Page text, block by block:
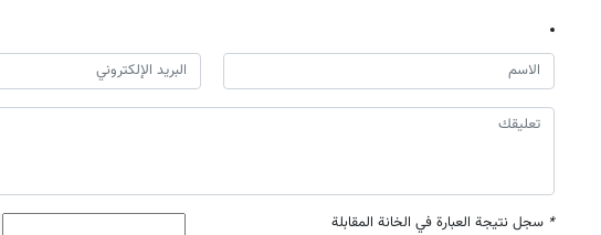
* سجل نتيجة العبارة في الخانة المقابلة